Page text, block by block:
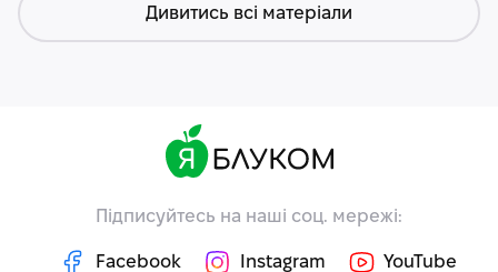
Дивитись всі матеріали
Підписуйтесь на наші соц. мережі:
Facebook Instagram YouTube